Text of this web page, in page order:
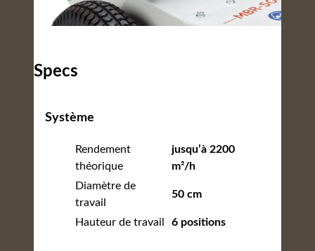
Specs
Système
Rendement
théorique
jusqu’à 2200
m²/h
Diamètre de
travail
50 cm
Hauteur de travail 6 positions